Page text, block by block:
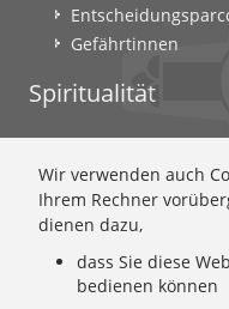
Gefährtinnen
Spiritualität
Ignatianisch
Ignatianisch und
Mary-Ward:
Mary Ward 400:
Spirituelle Impulse
Wir verwenden auch
Ihrem Rechner
dienen dazu,
dass Sie diese
bedienen können